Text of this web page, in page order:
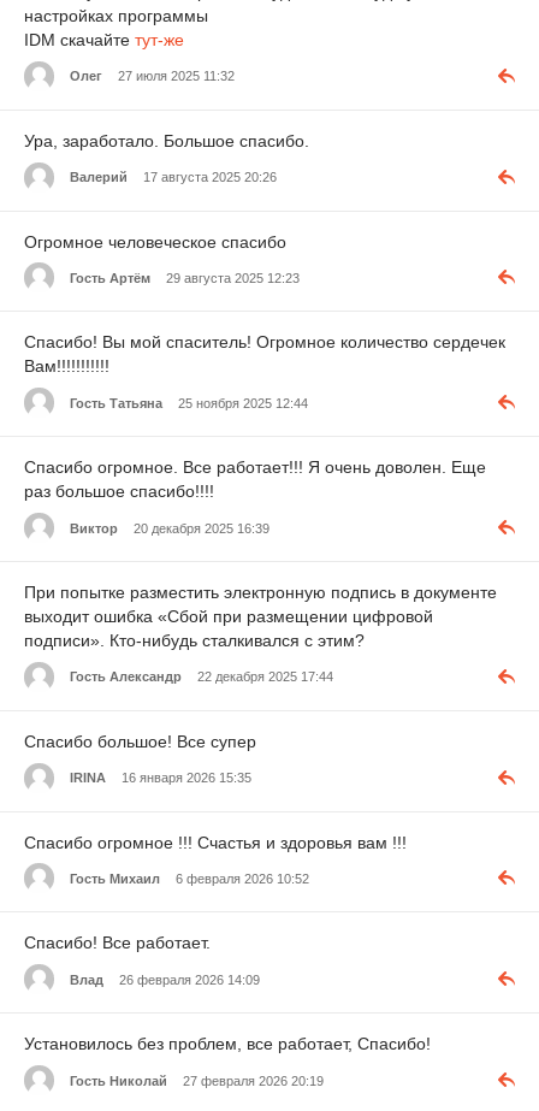
настройках программы
IDM скачайте тут-же
Олег 27 июля 2025 11:32
Ура, заработало. Большое спасибо.
Валерий 17 августа 2025 20:26
Огромное человеческое спасибо
Гость Артём 29 августа 2025 12:23
Спасибо! Вы мой спаситель! Огромное количество сердечек
Вам!!!!!!!!!!!
Гость Татьяна 25 ноября 2025 12:44
Спасибо огромное. Все работает!!! Я очень доволен. Еще
раз большое спасибо!!!!
Виктор 20 декабря 2025 16:39
При попытке разместить электронную подпись в документе
выходит ошибка «Сбой при размещении цифровой
подписи». Кто-нибудь сталкивался с этим?
Гость Александр 22 декабря 2025 17:44
Спасибо большое! Все супер
IRINA 16 января 2026 15:35
Спасибо огромное !!! Счастья и здоровья вам !!!
Гость Михаил 6 февраля 2026 10:52
Спасибо! Все работает.
Влад 26 февраля 2026 14:09
Установилось без проблем, все работает, Спасибо!
Гость Николай 27 февраля 2026 20:19